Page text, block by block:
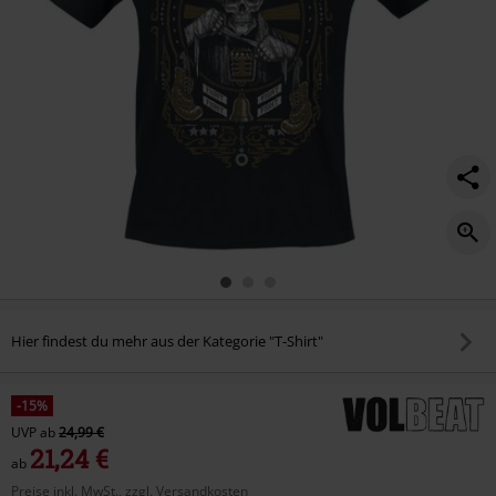
Hier findest du mehr aus der Kategorie "T-Shirt"
-15%
UVPab24,99 €
ab 21,24 €
Preise inkl. MwSt., zzgl. Versandkosten